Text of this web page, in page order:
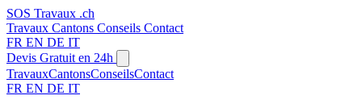
SOS Travaux .ch
Travaux Cantons Conseils Contact
FR EN DE IT
Devis Gratuit en 24h
TravauxCantonsConseilsContact
FR EN DE IT